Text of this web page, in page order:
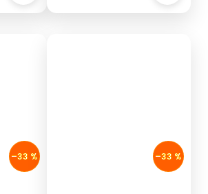
–33 % –33 %